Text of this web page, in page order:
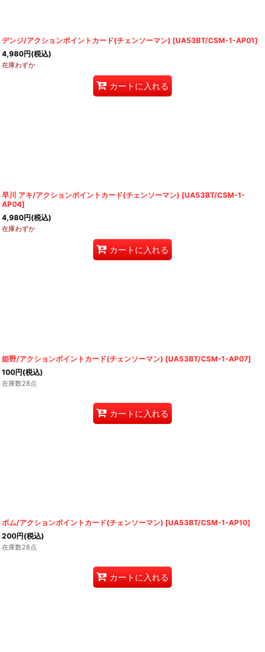
デンジ/アクションポイントカード(チェンソーマン) [UA53BT/CSM-1-AP01]
4,980円(税込)
在庫わずか
カートに入れる
早川 アキ/アクションポイントカード(チェンソーマン) [UA53BT/CSM-1-
AP04]
4,980円(税込)
在庫わずか
カートに入れる
姫野/アクションポイントカード(チェンソーマン) [UA53BT/CSM-1-AP07]
100円(税込)
在庫数28点
カートに入れる
ボム/アクションポイントカード(チェンソーマン) [UA53BT/CSM-1-AP10]
200円(税込)
在庫数28点
カートに入れる